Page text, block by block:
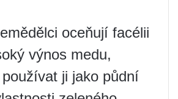
oceňují facélii
výnos medu,
ji jako půdní